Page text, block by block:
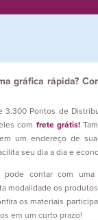
gráfica rápida?
3.300 Pontos de
com frete grátis!
um endereço de
seu dia a dia e
pode contar com
modalidade os
os materiais
em um curto prazo!